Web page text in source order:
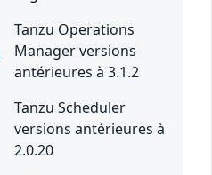
Tanzu Operations
Manager versions
antérieures à 3.1.2
Tanzu Scheduler
versions antérieures à
2.0.20